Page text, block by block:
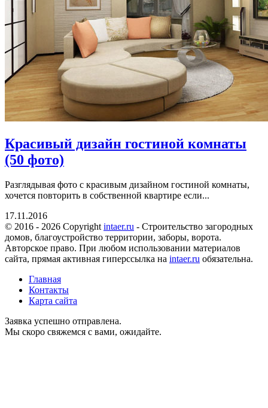
Красивый дизайн гостиной комнаты
(50 фото)
Разглядывая фото с красивым дизайном гостиной комнаты,
хочется повторить в собственной квартире если...
17.11.2016
© 2016 - 2026 Copyrightintaer.ru - Cтроительство загородных
домов, благоустройство территории, заборы, ворота.
Авторское право. При любом использовании материалов
сайта, прямая активная гиперссылка на intaer.ru обязательна.
Главная
Контакты
Карта сайта
Заявка успешно отправлена.
Мы скоро свяжемся с вами, ожидайте.